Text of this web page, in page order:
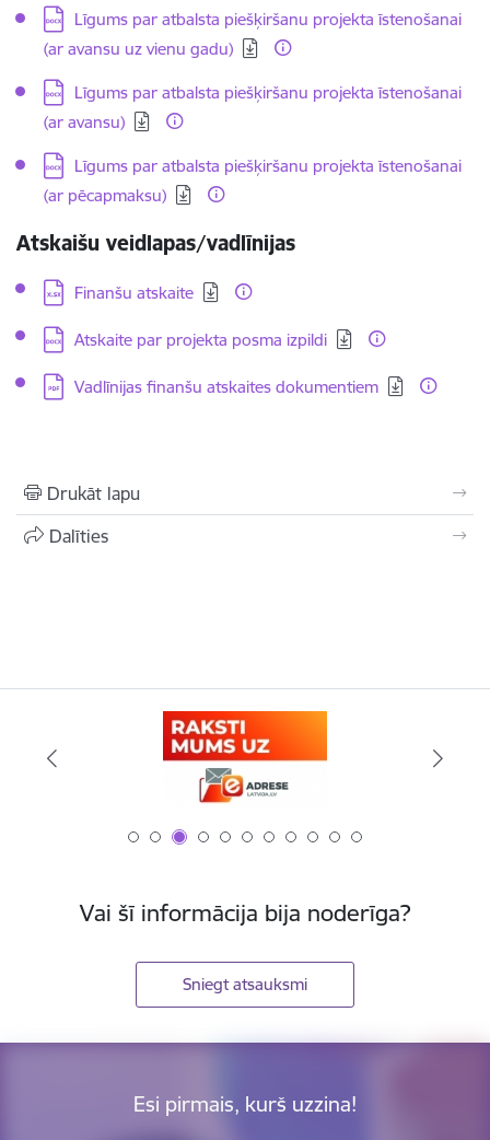
Lejupielādēt:
Līgums par atbalsta piešķiršanu projekta īstenošanai
(ar avansu uz vienu gadu)
Lejupielādēt:
Līgums par atbalsta piešķiršanu projekta īstenošanai
(ar avansu)
Lejupielādēt:
Līgums par atbalsta piešķiršanu projekta īstenošanai
(ar pēcapmaksu)
Atskaišu veidlapas/vadlīnijas
Lejupielādēt:
Finanšu atskaite
Lejupielādēt:
Atskaite par projekta posma izpildi
Lejupielādēt:
Vadlīnijas finanšu atskaites dokumentiem
Drukāt lapu
Dalīties
Vai šī informācija bija noderīga?
Sniegt atsauksmi
Esi pirmais, kurš uzzina!